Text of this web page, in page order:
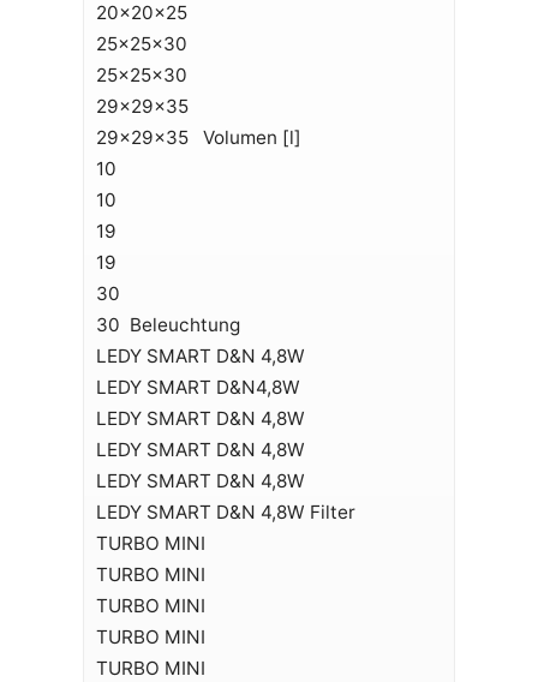
20x20x25
25x25x30
25x25x30
29x29x35
29x29x35 Volumen [l]
10
10
19
19
30
30 Beleuchtung
LEDY SMART D&N 4,8W
LEDY SMART D&N4,8W
LEDY SMART D&N 4,8W
LEDY SMART D&N 4,8W
LEDY SMART D&N 4,8W
LEDY SMART D&N 4,8W Filter
TURBO MINI
TURBO MINI
TURBO MINI
TURBO MINI
TURBO MINI